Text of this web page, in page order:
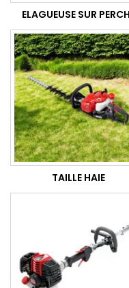
ELAGUEUSE SUR
TAILLE HAIE